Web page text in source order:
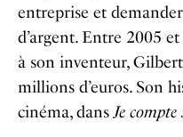
entreprise et
d’argent. Entre 2005
à son inventeur,
millions d’euros. Son
cinéma, dansJe